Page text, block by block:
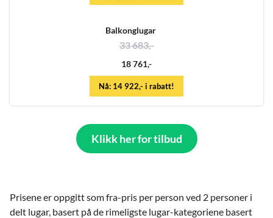
Balkonglugar
33 683,-
18 761,-
Nå: 14 922,- i rabatt!
Klikk her for tilbud
Prisene er oppgitt som fra-pris per person ved 2 personer i
delt lugar, basert på de rimeligste lugar-kategoriene basert